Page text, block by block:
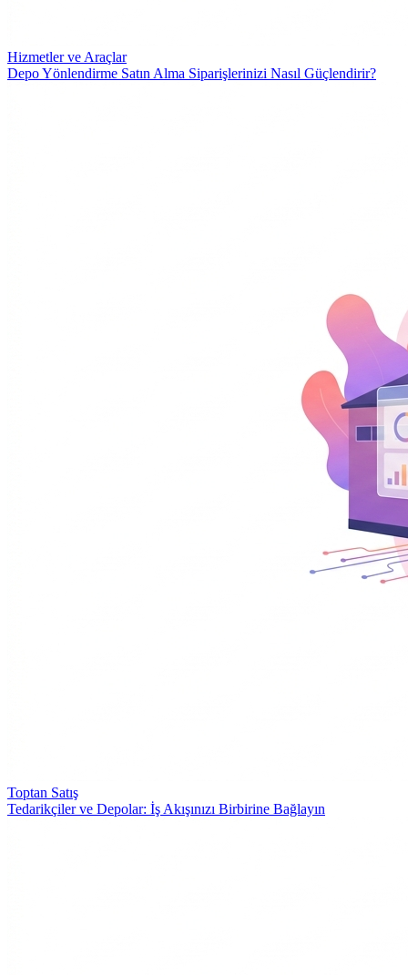
Hizmetler ve Araçlar
Depo Yönlendirme Satın Alma Siparişlerinizi Nasıl Güçlendirir?
Toptan Satış
Tedarikçiler ve Depolar: İş Akışınızı Birbirine Bağlayın